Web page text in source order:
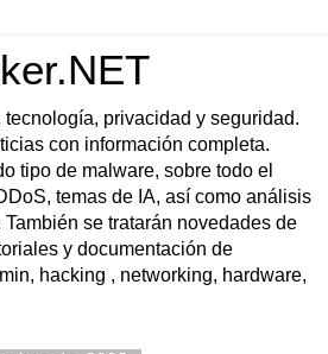
tecnología, privacidad y seguridad.
con información completa.
tipo de malware, sobre todo el
temas de IA, así como análisis
se tratarán novedades de
y documentación de
hacking , networking, hardware,